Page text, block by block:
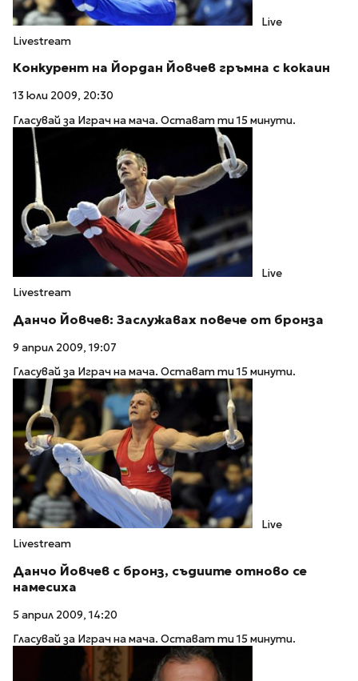
Live
Livestream
Конкурент на Йордан Йовчев гръмна с кокаин
13 юли 2009, 20:30
Гласувай за Играч на мача. Остават ти 15 минути.
Live
Livestream
Данчо Йовчев: Заслужавах повече от бронза
9 април 2009, 19:07
Гласувай за Играч на мача. Остават ти 15 минути.
Live
Livestream
Данчо Йовчев с бронз, съдиите отново се
намесиха
5 април 2009, 14:20
Гласувай за Играч на мача. Остават ти 15 минути.